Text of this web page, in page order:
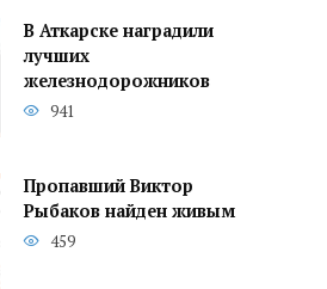
В Аткарске наградили
лучших
железнодорожников
941
Пропавший Виктор
Рыбаков найден живым
459